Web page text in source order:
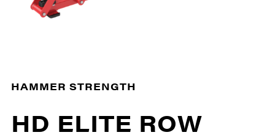
HAMMER STRENGTH
HD ELITE ROW